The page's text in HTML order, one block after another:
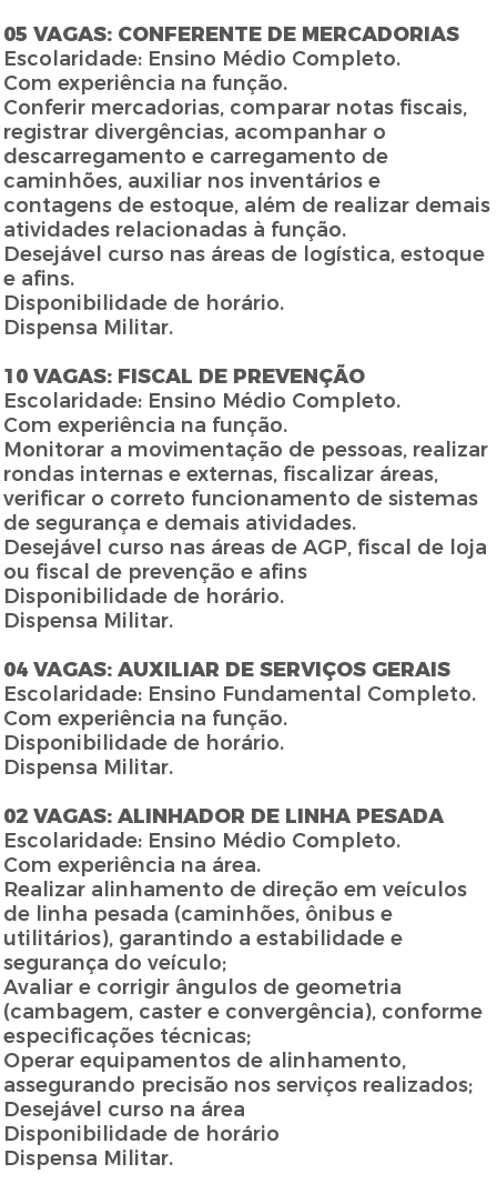
05 VAGAS: CONFERENTE DE MERCADORIAS
Escolaridade: Ensino Médio Completo.
Com experiência na função.
Conferir mercadorias, comparar notas fiscais,
registrar divergências, acompanhar o
descarregamento e carregamento de
caminhões, auxiliar nos inventários e
contagens de estoque, além de realizar demais
atividades relacionadas à função.
Desejável curso nas áreas de logística, estoque
e afins.
Disponibilidade de horário.
Dispensa Militar.
10 VAGAS: FISCAL DE PREVENÇÃO
Escolaridade: Ensino Médio Completo.
Com experiência na função.
Monitorar a movimentação de pessoas, realizar
rondas internas e externas, fiscalizar áreas,
verificar o correto funcionamento de sistemas
de segurança e demais atividades.
Desejável curso nas áreas de AGP, fiscal de loja
ou fiscal de prevenção e afins
Disponibilidade de horário.
Dispensa Militar.
04 VAGAS: AUXILIAR DE SERVIÇOS GERAIS
Escolaridade: Ensino Fundamental Completo.
Com experiência na função.
Disponibilidade de horário.
Dispensa Militar.
02 VAGAS: ALINHADOR DE LINHA PESADA
Escolaridade: Ensino Médio Completo.
Com experiência na área.
Realizar alinhamento de direção em veículos
de linha pesada (caminhões, ônibus e
utilitários), garantindo a estabilidade e
segurança do veículo;
Avaliar e corrigir ângulos de geometria
(cambagem, caster e convergência), conforme
especificações técnicas;
Operar equipamentos de alinhamento,
assegurando precisão nos serviços realizados;
Desejável curso na área
Disponibilidade de horário
Dispensa Militar.